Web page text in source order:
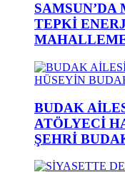
SAMSUN’DA
TEPKİ
BUDAK
ATÖLYECİ
ŞEHRİ